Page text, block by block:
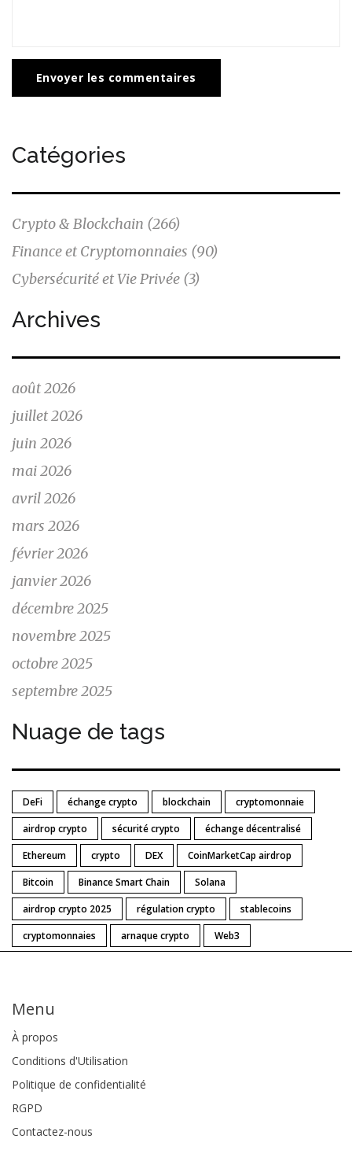
Envoyer les commentaires
Catégories
Crypto & Blockchain (266)
Finance et Cryptomonnaies (90)
Cybersécurité et Vie Privée (3)
Archives
août 2026
juillet 2026
juin 2026
mai 2026
avril 2026
mars 2026
février 2026
janvier 2026
décembre 2025
novembre 2025
octobre 2025
septembre 2025
Nuage de tags
DeFi échange crypto blockchain
cryptomonnaie
airdrop crypto
sécurité crypto
échange décentralisé
Ethereum
crypto DEX
CoinMarketCap airdrop
Bitcoin
Binance Smart Chain
Solana
airdrop crypto 2025
régulation crypto
stablecoins
cryptomonnaies
arnaque crypto Web3
Menu
À propos
Conditions d'Utilisation
Politique de confidentialité
RGPD
Contactez-nous